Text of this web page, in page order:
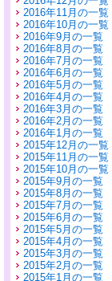
2016年11月の一覧
2016年10月の一覧
2016年9月の一覧
2016年8月の一覧
2016年7月の一覧
2016年6月の一覧
2016年5月の一覧
2016年4月の一覧
2016年3月の一覧
2016年2月の一覧
2016年1月の一覧
2015年12月の一覧
2015年11月の一覧
2015年10月の一覧
2015年9月の一覧
2015年8月の一覧
2015年7月の一覧
2015年6月の一覧
2015年5月の一覧
2015年4月の一覧
2015年3月の一覧
2015年2月の一覧
2015年1月の一覧